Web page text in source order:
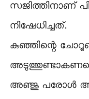
സജിത്തിനാണ്
നിഷേധിച്ചത്.
കുഞ്ഞിന്റെ
അ‍ഞ്ജു പരോൾ